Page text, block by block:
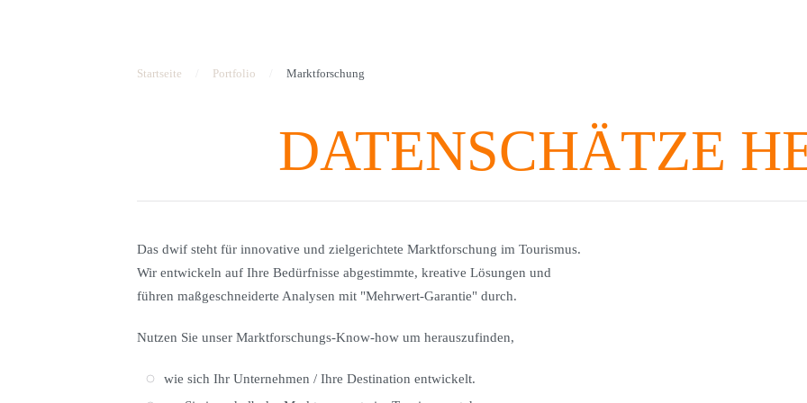
Startseite Portfolio Marktforschung
DATENSCHÄTZE
Das dwif steht für innovative und zielgerichtete Marktforschung im Tourismus.
Wir entwickeln auf Ihre Bedürfnisse abgestimmte, kreative Lösungen und
führen maßgeschneiderte Analysen mit "Mehrwert-Garantie" durch.
Nutzen Sie unser Marktforschungs-Know-how um herauszufinden,
wie sich Ihr Unternehmen / Ihre Destination entwickelt.